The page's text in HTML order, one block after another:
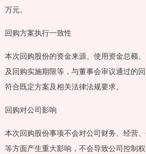
万元。
回购方案执行一致性
本次回购股份的资金来源、使用资金总额
及回购实施期限等，与董事会审议通过的
符合既定方案及相关法律法规要求。
回购对公司影响
本次回购股份事项不会对公司财务、经营
等方面产生重大影响，不会导致公司控制